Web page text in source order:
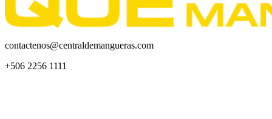
contactenos@centraldemangueras.com
+506 2256 1111